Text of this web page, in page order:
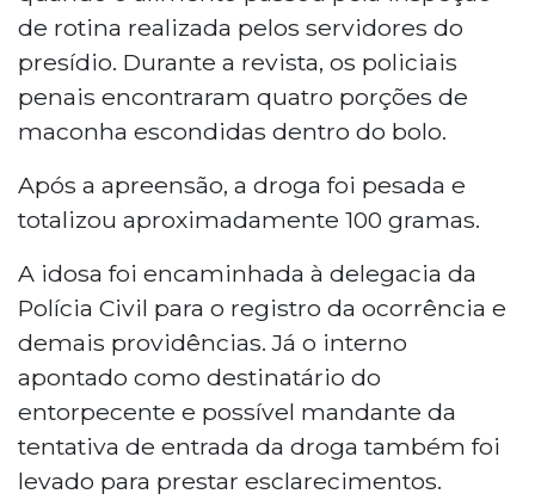
de rotina realizada pelos servidores do
presídio. Durante a revista, os policiais
penais encontraram quatro porções de
maconha escondidas dentro do bolo.
Após a apreensão, a droga foi pesada e
totalizou aproximadamente 100 gramas.
A idosa foi encaminhada à delegacia da
Polícia Civil para o registro da ocorrência e
demais providências. Já o interno
apontado como destinatário do
entorpecente e possível mandante da
tentativa de entrada da droga também foi
levado para prestar esclarecimentos.